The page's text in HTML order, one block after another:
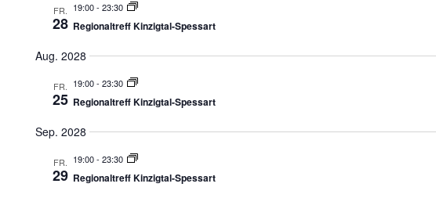
FR.
28
19:00- 23:30
Regionaltreff Kinzigtal-Spessart
Aug. 2028
FR.
25
19:00- 23:30
Regionaltreff Kinzigtal-Spessart
Sep. 2028
FR.
29
19:00- 23:30
Regionaltreff Kinzigtal-Spessart